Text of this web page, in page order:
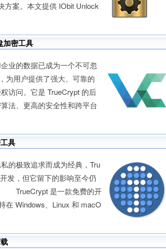
方案。本文提供 IObit Unlock
加密工具
业的数据已成为一个不可忽
为用户提供了强大、可靠的
访问。它是 TrueCrypt 的后
法、更高的安全性和跨平台
具
的极致追求而成为经典，Tru
发，但它留下的影响至今仍
TrueCrypt 是一款免费的开
在 Windows、Linux 和 macO